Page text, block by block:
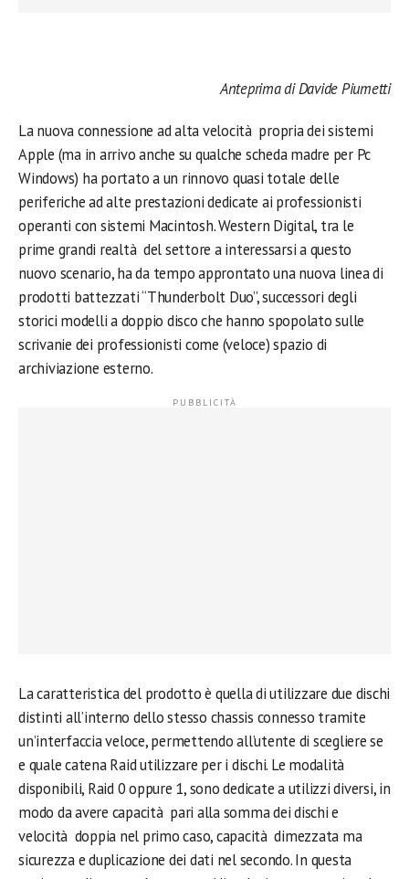
Anteprima di Davide Piumetti
La nuova connessione ad alta velocità propria dei sistemi
Apple (ma in arrivo anche su qualche scheda madre per Pc
Windows) ha portato a un rinnovo quasi totale delle
periferiche ad alte prestazioni dedicate ai professionisti
operanti con sistemi Macintosh. Western Digital, tra le
prime grandi realtà del settore a interessarsi a questo
nuovo scenario, ha da tempo approntato una nuova linea di
prodotti battezzati “Thunderbolt Duo”, successori degli
storici modelli a doppio disco che hanno spopolato sulle
scrivanie dei professionisti come (veloce) spazio di
archiviazione esterno.
La caratteristica del prodotto è quella di utilizzare due dischi
distinti all’interno dello stesso chassis connesso tramite
un’interfaccia veloce, permettendo all’utente di scegliere se
e quale catena Raid utilizzare per i dischi. Le modalità
disponibili, Raid 0 oppure 1, sono dedicate a utilizzi diversi, in
modo da avere capacità pari alla somma dei dischi e
velocità doppia nel primo caso, capacità dimezzata ma
sicurezza e duplicazione dei dati nel secondo. In questa